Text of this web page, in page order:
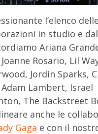
l’elenco
in studio e
Ariana
Rosario, Lil
Jordin Sparks,
Adam Lambert, Israel
The Backstreet
anche le
Gaga e con il